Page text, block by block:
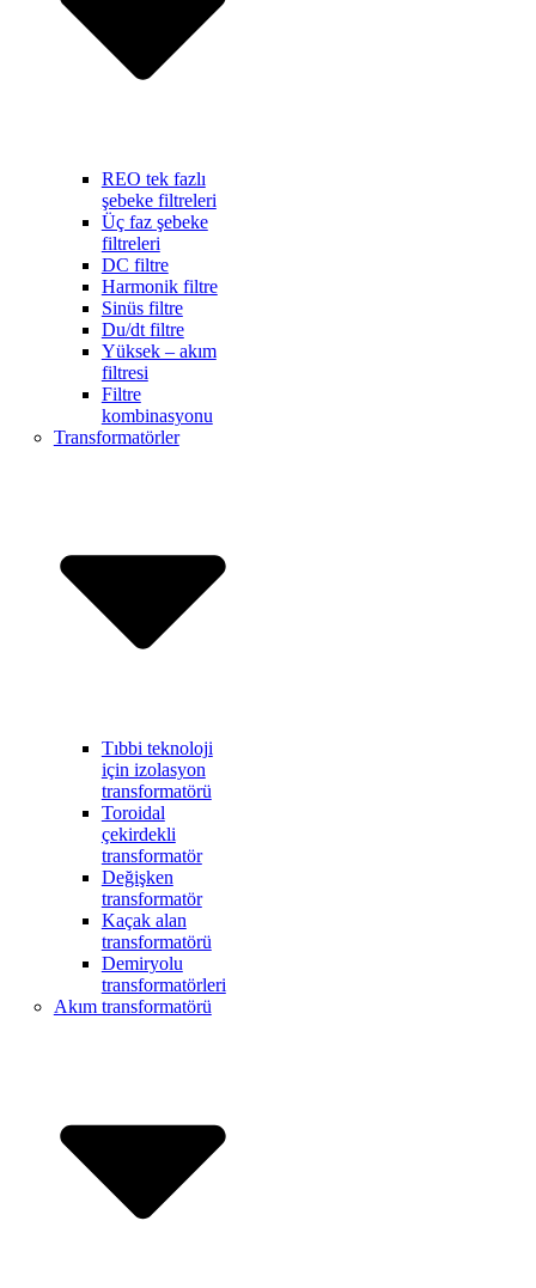
REO tek fazlı
şebeke filtreleri
Üç faz şebeke
filtreleri
DC filtre
Harmonik filtre
Sinüs filtre
Du/dt filtre
Yüksek – akım
filtresi
Filtre
kombinasyonu
Transformatörler
Tıbbi teknoloji
için izolasyon
transformatörü
Toroidal
çekirdekli
transformatör
Değişken
transformatör
Kaçak alan
transformatörü
Demiryolu
transformatörleri
Akım transformatörü